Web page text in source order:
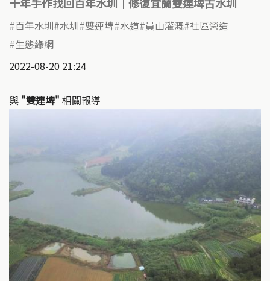
百年水圳 水圳 雙連埤 水道 員山灌溉 社區營造
生態綠網
2022-08-20 21:24
與 "雙連埤" 相關報導